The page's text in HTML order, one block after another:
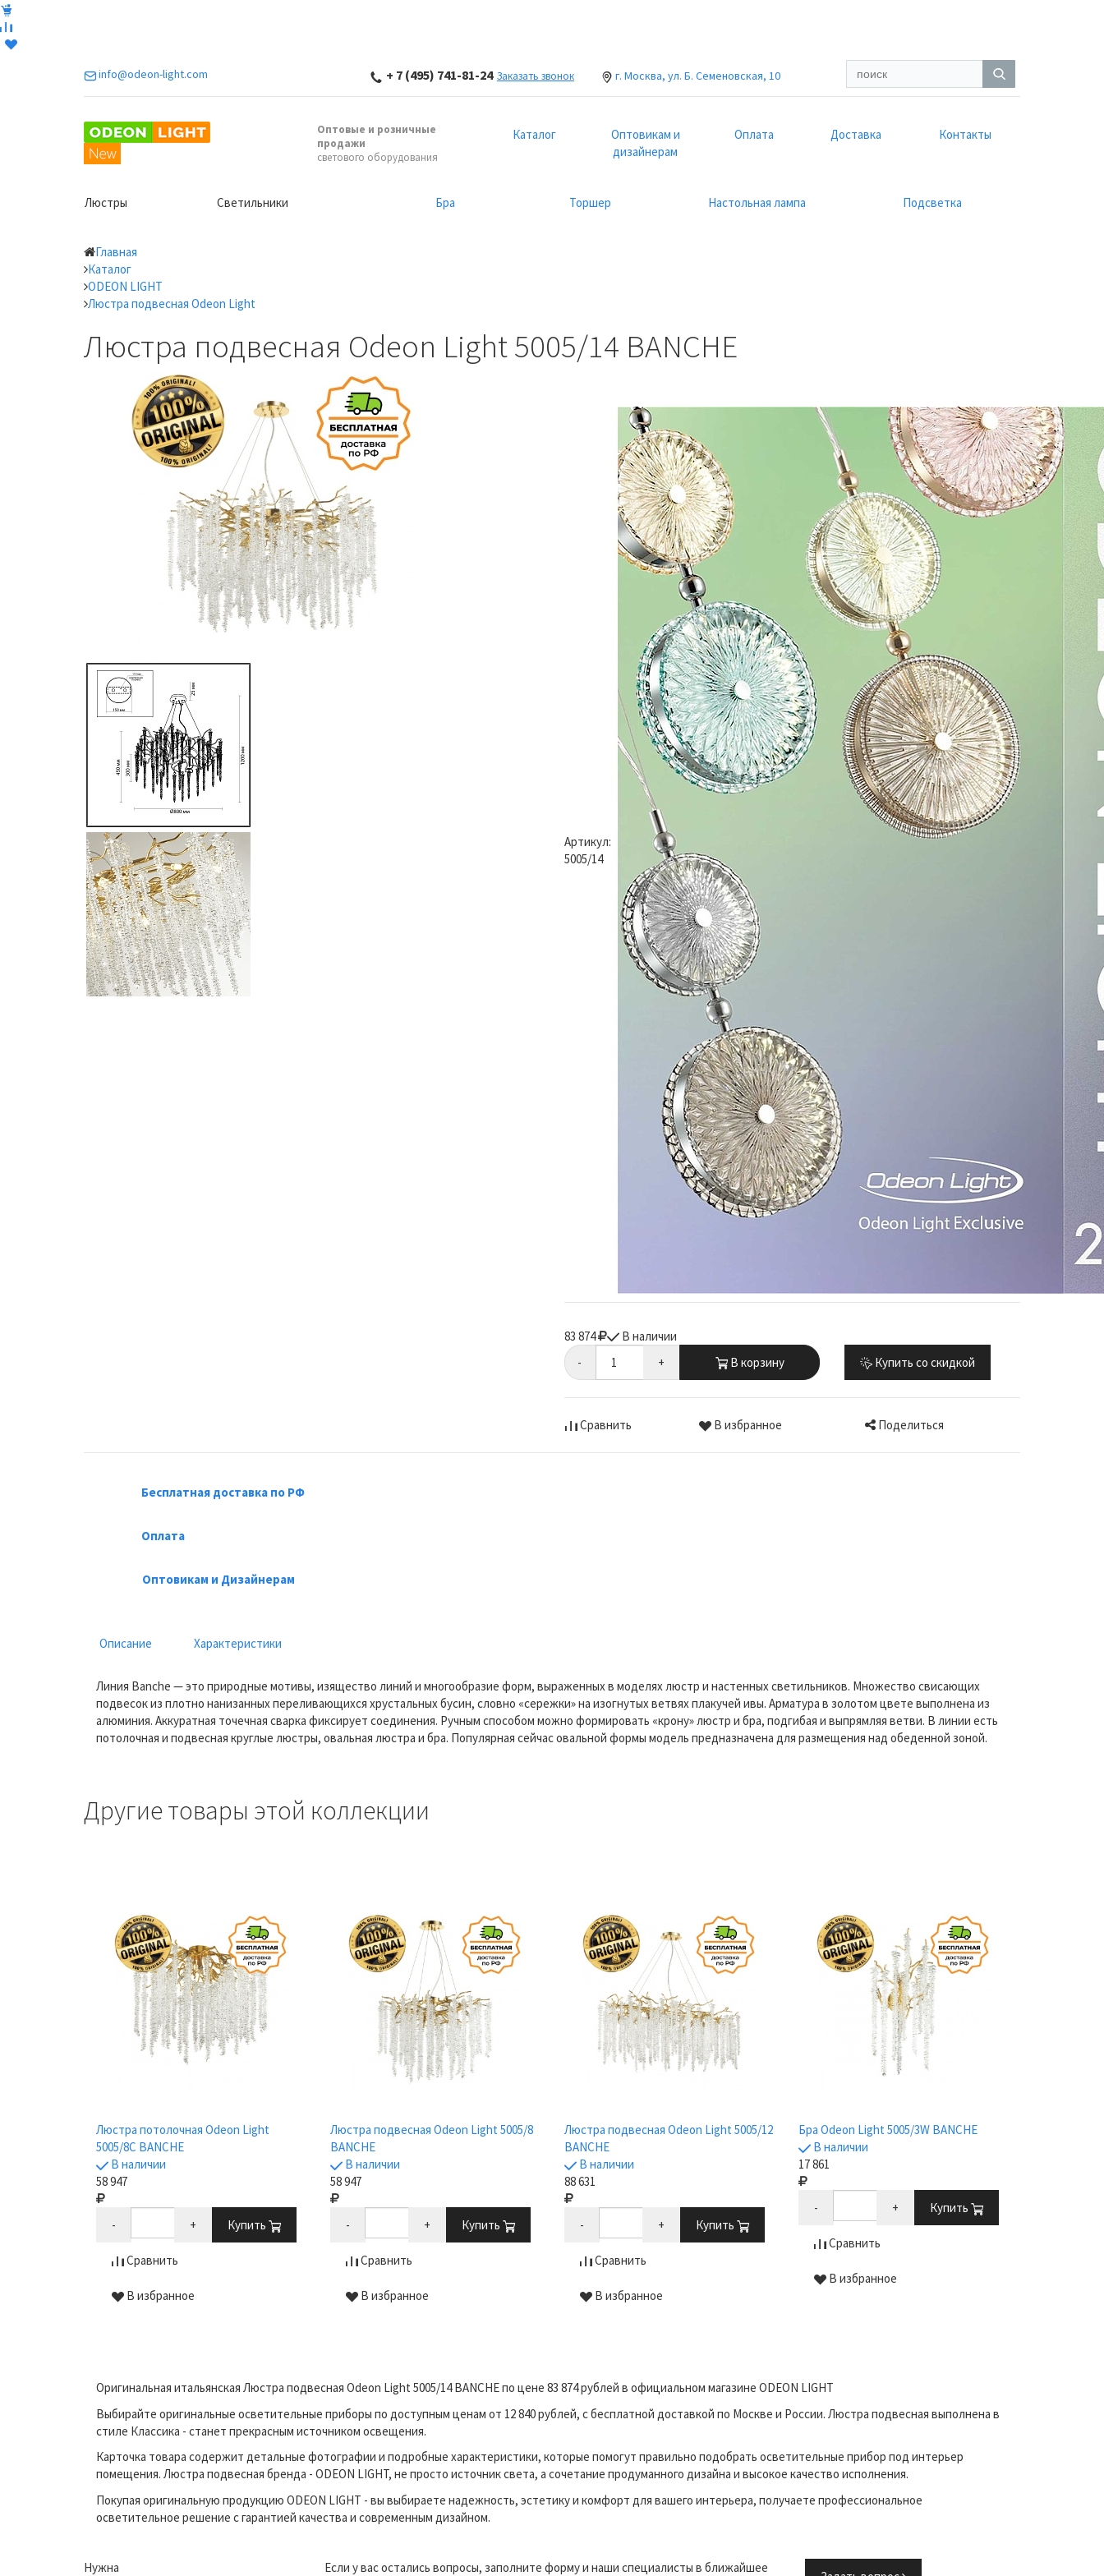
info@odeon-light.com + 7 (495) 741-81-24 Заказать звонок г. Москва, ул. Б. Семеновская, 10
Оптовые и розничные
продажи
светового оборудования
Каталог
Оптовикам и
дизайнерам
Оплата Доставка Контакты
Люстры Светильники Бра Торшер Настольная лампа Подсветка
Главная
Каталог
ODEON LIGHT
Люстра подвесная Odeon Light
Люстра подвесная Odeon Light 5005/14 BANCHE
Артикул:
5005/14
83 874
В наличии
-
+ В корзину Купить со скидкой
Сравнить В избранное Поделиться
Бесплатная доставка по РФ
Оплата
Оптовикам и Дизайнерам
Описание Характеристики
Линия Banche — это природные мотивы, изящество линий и многообразие форм, выраженных в моделях люстр и настенных светильников. Множество свисающих
подвесок из плотно нанизанных переливающихся хрустальных бусин, словно «сережки» на изогнутых ветвях плакучей ивы. Арматура в золотом цвете выполнена из
алюминия. Аккуратная точечная сварка фиксирует соединения. Ручным способом можно формировать «крону» люстр и бра, подгибая и выпрямляя ветви. В линии есть
потолочная и подвесная круглые люстры, овальная люстра и бра. Популярная сейчас овальной формы модель предназначена для размещения над обеденной зоной.
Другие товары этой коллекции
Люстра потолочная Odeon Light
5005/8C BANCHE
В наличии
58 947
- + Купить
Сравнить
В избранное
Люстра подвесная Odeon Light 5005/8
BANCHE
В наличии
58 947
- + Купить
Сравнить
В избранное
Люстра подвесная Odeon Light 5005/12
BANCHE
В наличии
88 631
- + Купить
Сравнить
В избранное
Бра Odeon Light 5005/3W BANCHE
В наличии
17 861
- + Купить
Сравнить
В избранное
Оригинальная итальянская Люстра подвесная Odeon Light 5005/14 BANCHE по цене 83 874 рублей в официальном магазине ODEON LIGHT
Выбирайте оригинальные осветительные приборы по доступным ценам от 12 840 рублей, с бесплатной доставкой по Москве и России. Люстра подвесная выполнена в
стиле Классика - станет прекрасным источником освещения.
Карточка товара содержит детальные фотографии и подробные характеристики, которые помогут правильно подобрать осветительные прибор под интерьер
помещения. Люстра подвесная бренда - ODEON LIGHT, не просто источник света, а сочетание продуманного дизайна и высокое качество исполнения.
Покупая оригинальную продукцию ODEON LIGHT - вы выбираете надежность, эстетику и комфорт для вашего интерьера, получаете профессиональное
осветительное решение с гарантией качества и современным дизайном.
Нужна Если у вас остались вопросы, заполните форму и наши специалисты в ближайшее